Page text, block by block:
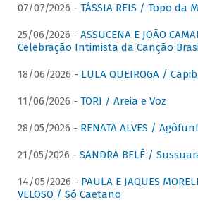
07/07/2026 - TÁSSIA REIS / Topo da
25/06/2026 - ASSUCENA E JOÃO
Celebração Intimista da Canção
18/06/2026 - LULA QUEIROGA /
11/06/2026 - TORI / Areia e Voz
28/05/2026 - RENATA ALVES /
21/05/2026 - SANDRA BELÊ /
14/05/2026 - PAULA E JAQUES
VELOSO / Só Caetano